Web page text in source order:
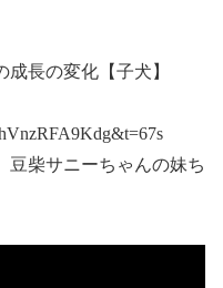
成長の変化【子犬】
豆柴サニーちゃんの妹ち